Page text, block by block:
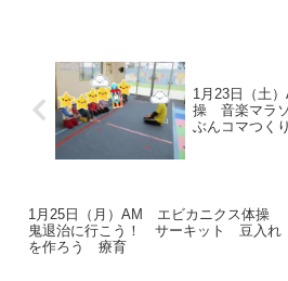
1月23日（土
操 音楽マラ
ぶんコマつく
1月25日（月）AM エビカニクス体操
鬼退治に行こう！ サーキット 豆入れ
を作ろう 療育